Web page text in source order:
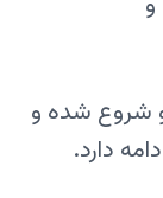
شروع شده و